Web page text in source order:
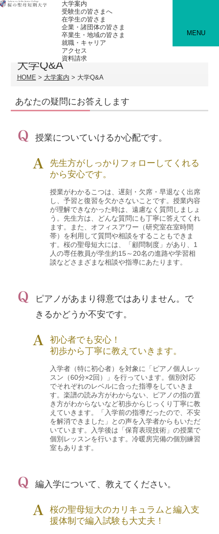
大学案内
受験生の皆さまへ
在学生の皆さま
企業・諸団体の皆さま
卒業生・地域の皆さま
就職・キャリア
アクセス
資料請求
MENU
大学Q&A
HOME 大学案内 大学Q&A
あなたの疑問にお答えします
授業についていけるか心配です。
先生方がしっかりフォローしてくれる
から安心です。
授業がわかるこつは、遅刻・欠席・早退なく出席
し、予習と復習を欠かさないことです。授業内容
が理解できなかった時は、遠慮なく質問しましょ
う。先生方は、どんな質問にも丁寧に答えてくれ
ます。また、オフィスアワー（研究室在室時間
帯）を利用して質問や相談をすることもできま
す。桜の聖母短大には、「顧問制度」があり、1
人の専任教員が学生約15～20名の進路や学習相
談などさまざまな相談や指導にあたります。
ピアノがあまり得意ではありません。で
きるかどうか不安です。
初心者でも安心！
初歩から丁寧に教えていきます。
入学者（特に初心者）を対象に「ピアノ個人レッ
スン（60分×2回）」を行っています。個別対応
でそれぞれのレベルに合った指導をしていきま
す。楽譜の読み方がわからない、ピアノの指の置
き方がわからないなど初歩からじっくり丁寧に教
えていきます。「入学前の指導だったので、不安
を解消できました」との声を入学者からもいただ
いています。入学後は「保育表現技術」の授業で
個別レッスンを行います。冷暖房完備の個別練習
室もあります。
編入学について、教えてください。
桜の聖母短大のカリキュラムと編入支
援体制で編入試験も大丈夫！